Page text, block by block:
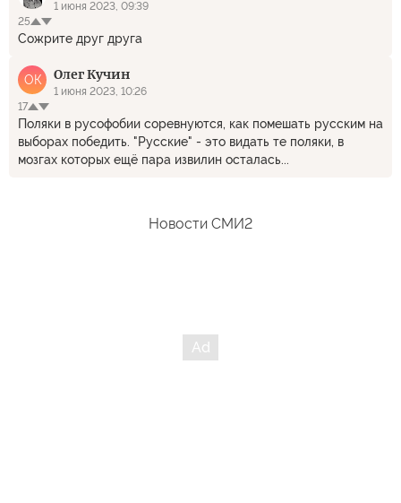
1 июня 2023, 09:39
25
Сожрите друг друга
ОК Олег Кучин
1 июня 2023, 10:26
17
Поляки в русофобии соревнуются, как помешать русским на
выборах победить. "Русские" - это видать те поляки, в
мозгах которых ещё пара извилин осталась...
Новости СМИ2